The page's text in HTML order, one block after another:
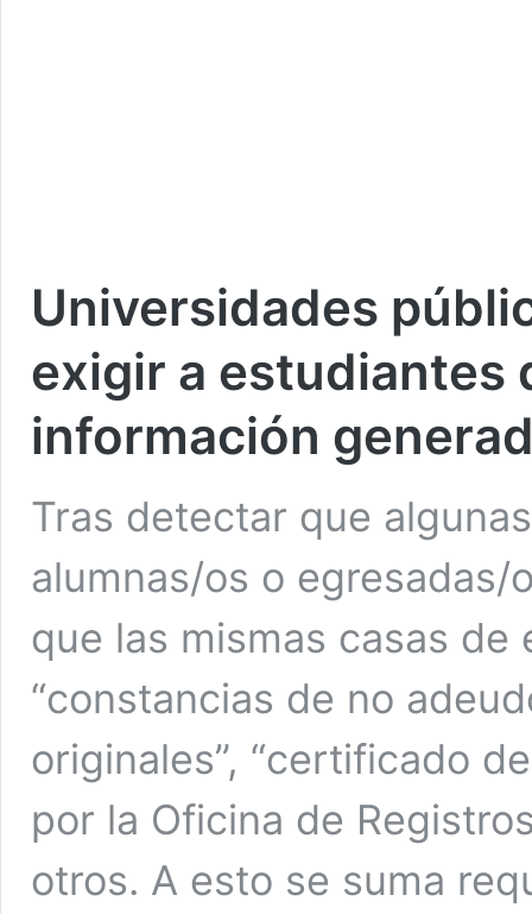
Universidades
exigir a estudiantes
información
Tras detectar que
alumnas/os o
que las mismas casas
“constancias de no
originales”, “certificado
por la Oficina de
otros. A esto se suma